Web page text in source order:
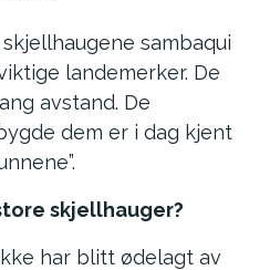
sambaqui
landemerker. De
avstand. De
dem er i dag kjent
skjellhauger?
har blitt ødelagt av